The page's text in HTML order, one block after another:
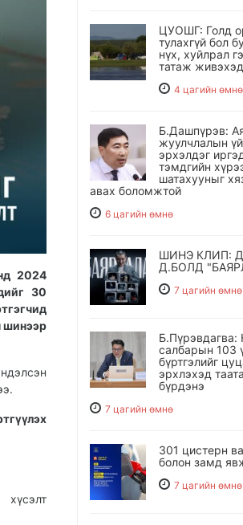
2024
30
шинээр
хүсэлт
ЦУОШГ: Голд
тулахгүй бол
нүх, хуйлрал
татаж
4 цагийн өмнө
Б.Дашпүрэв:
жуулчлалын
эрхэлдэг
тэмдгийн
шатахууныг
авах боломжтой
6 цагийн өмнө
ШИНЭ КЛИП:
Д.БОЛД
7 цагийн өмнө
Б.Пүрэвдагва:
салбарын 103
бүртгэлийг
эрхлэхэд
бүрдэнэ
7 цагийн өмнө
301 цистерн
болон замд
7 цагийн өмнө